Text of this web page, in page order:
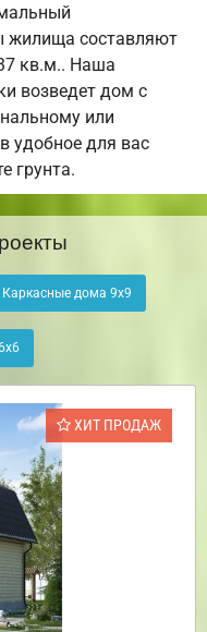
составляют
кв.м.. Наша
возведет дом с
или
удобное для вас
грунта.
Каркасные дома 9х9
ХИТ ПРОДАЖ